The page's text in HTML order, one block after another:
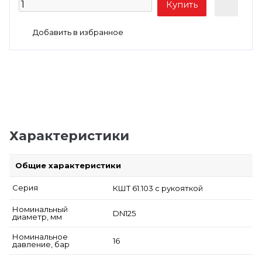
Характеристики
Общие характеристики
Серия КШТ 61.103 с рукояткой
Номинальный
диаметр, мм
DN125
Номинальное
давление, бар
16